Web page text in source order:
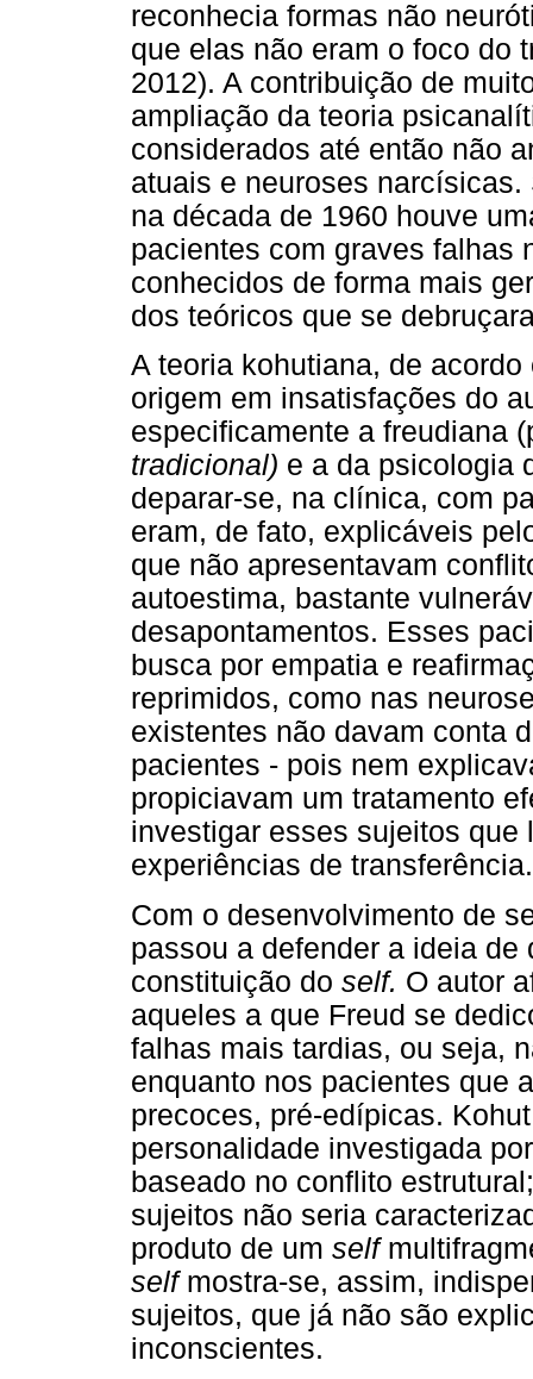
reconhecia formas não
que elas não eram o foco do
2012). A contribuição de
ampliação da teoria
considerados até então não
atuais e neuroses
na década de 1960 houve
pacientes com graves falhas
conhecidos de forma mais
dos teóricos que se
A teoria kohutiana, de
origem em insatisfações do
especificamente a freudiana
tradicional) e a da psicologia
deparar-se, na clínica, com
eram, de fato, explicáveis
que não apresentavam
autoestima, bastante
desapontamentos. Esses
busca por empatia e
reprimidos, como nas
existentes não davam conta
pacientes - pois nem
propiciavam um tratamento
investigar esses sujeitos
experiências de transferência.
Com o desenvolvimento de
passou a defender a ideia
constituição do self. O autor
aqueles a que Freud se
falhas mais tardias, ou seja,
enquanto nos pacientes que
precoces, pré-edípicas.
personalidade investigada
baseado no conflito
sujeitos não seria
produto de um self
selfmostra-se, assim,
sujeitos, que já não são
inconscientes.